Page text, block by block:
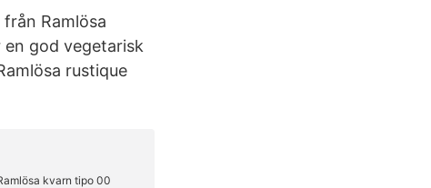
Ramlösa
god vegetarisk
rustique